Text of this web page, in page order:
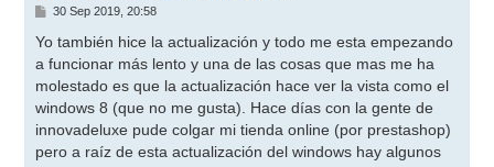
M
n
a
j
e
30 Sep 2019, 20:58
Yo también hice la actualización y todo me esta empezando
a funcionar más lento y una de las cosas que mas me ha
molestado es que la actualización hace ver la vista como el
windows 8 (que no me gusta). Hace días con la gente de
innovadeluxe pude colgar mi tienda online (por prestashop)
pero a raíz de esta actualización del windows hay algunos